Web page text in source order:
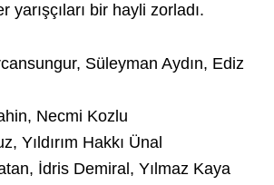
yarışçıları bir hayli zorladı.
Süleyman Aydın, Ediz
Necmi Kozlu
Yıldırım Hakkı Ünal
İdris Demiral, Yılmaz Kaya